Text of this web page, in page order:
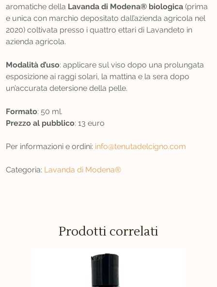
aromatiche della Lavanda di Modena® biologica (prima
e unica con marchio depositato dall’azienda agricola nel
2020) coltivata presso i quattro ettari di Lavandeto in
azienda agricola.
Modalità d’uso: applicare sul viso dopo una prolungata
esposizione ai raggi solari, la mattina e la sera dopo
un’accurata detersione della pelle.
Formato: 50 ml.
Prezzo al pubblico: 13 euro
Per informazioni e ordini: info@tenutadelcigno.com
Categoria: Lavanda di Modena®
Prodotti correlati